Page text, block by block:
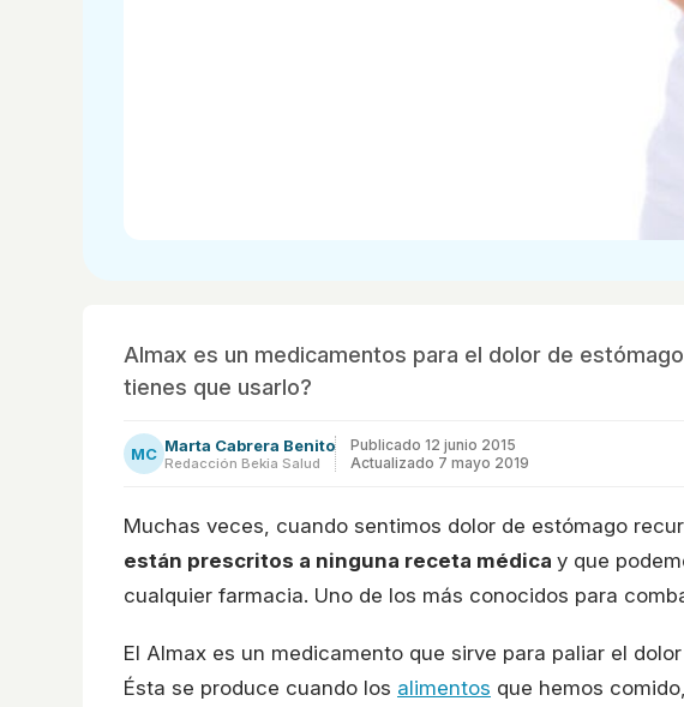
Almax es un medicamentos para el dolor de
tienes que usarlo?
MC Marta Cabrera Benito
Redacción Bekia Salud
Publicado 12 junio 2015
Actualizado 7 mayo 2019
Muchas veces, cuando sentimos dolor de estómago
están prescritos a ninguna receta médica y que
cualquier farmacia. Uno de los más conocidos para
El Almax es un medicamento que sirve para paliar el
Ésta se produce cuando los alimentos que hemos